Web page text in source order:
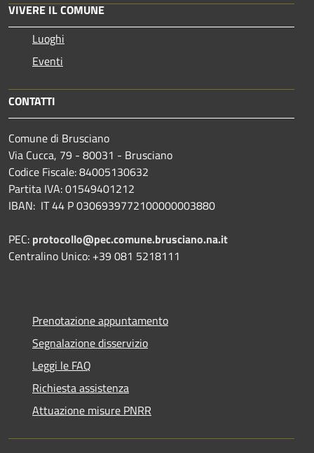
VIVERE IL COMUNE
Luoghi
Eventi
CONTATTI
Comune di Brusciano
Via Cucca, 79 - 80031 - Brusciano
Codice Fiscale: 84005130632
Partita IVA: 01549401212
IBAN: IT 44 P 0306939772100000003880
PEC: protocollo@pec.comune.brusciano.na.it
Centralino Unico: +39 081 5218111
Prenotazione appuntamento
Segnalazione disservizio
Leggi le FAQ
Richiesta assistenza
Attuazione misure PNRR